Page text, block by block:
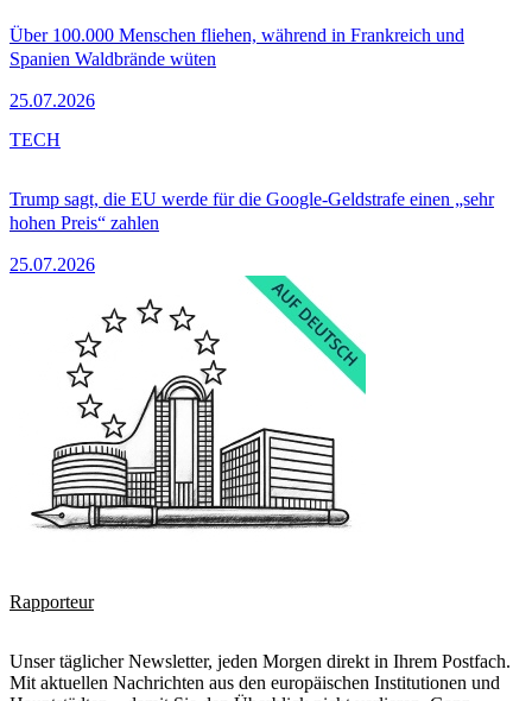
Über 100.000 Menschen fliehen, während in Frankreich und
Spanien Waldbrände wüten
25.07.2026
Trump sagt, die EU werde für die Google-Geldstrafe einen „sehr
hohen Preis“ zahlen
25.07.2026
TECH
Rapporteur
Unser täglicher Newsletter, jeden Morgen direkt in Ihrem Postfach.
Mit aktuellen Nachrichten aus den europäischen Institutionen und